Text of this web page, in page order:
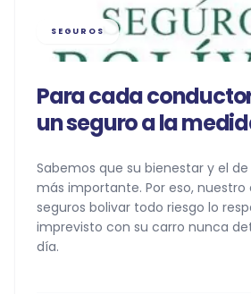
SEGUROS
Para cada
un seguro a la
Sabemos que su bienestar y el
más importante. Por eso,
seguros bolivar todo riesgo lo
imprevisto con su carro nunca
día.